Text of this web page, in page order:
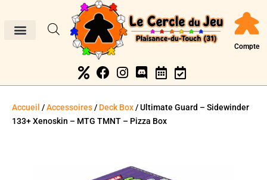
Compte
Accueil /Accessoires/ Deck Box/ Ultimate Guard – Sidewinder
133+ Xenoskin – MTG TMNT – Pizza Box